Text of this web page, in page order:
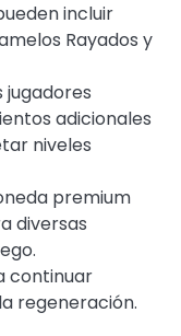
incluir
Rayados y
jugadores
adicionales
niveles
premium
diversas
continuar
regeneración.